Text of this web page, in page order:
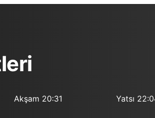
Gece modunu seçin.
Akşam 20:31 Yatsı